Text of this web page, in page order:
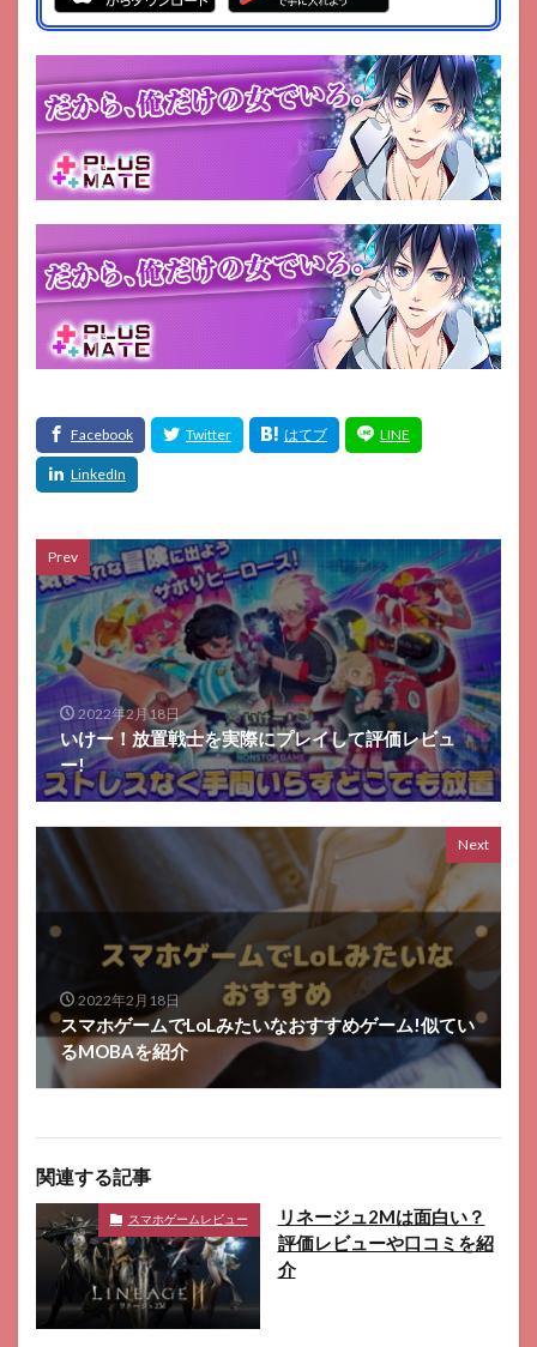
Prev
2022年2月18日
いけー！放置戦士を実際にプレイして評価レビュ
ー!
Next
2022年2月18日
スマホゲームでLoLみたいなおすすめゲーム!似てい
るMOBAを紹介
関連する記事
スマホゲームレビュー
リネージュ2Mは面白い？
評価レビューや口コミを紹
介